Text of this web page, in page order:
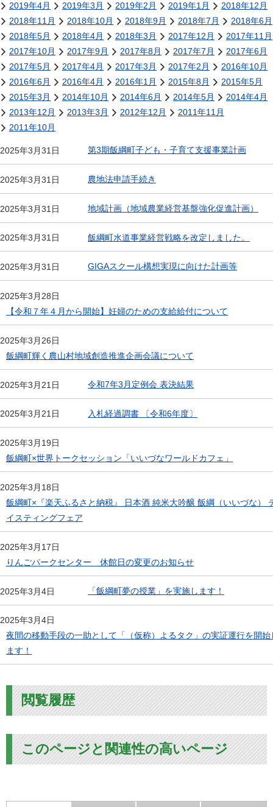
2019年4月
2019年3月 2019年2月 2019年1月
2018年12月
2018年11月
2018年10月 2018年9月 2018年7月
2018年6月
2018年5月
2018年4月 2018年3月 2017年12月
2017年11月
2017年10月
2017年9月 2017年8月 2017年7月
2017年6月
2017年5月
2017年4月 2017年3月 2017年2月
2016年10月
2016年6月
2016年4月 2016年1月 2015年8月
2015年5月
2015年3月
2014年10月 2014年6月 2014年5月
2014年4月
2013年12月
2013年3月 2012年12月
2011年11月
2011年10月
2025年3月31日 第3期飯綱町子ども・子育て支援事業計画
2025年3月31日 農地法申請手続き
2025年3月31日 地域計画（地域農業経営基盤強化促進計画）
2025年3月31日 飯綱町水道事業経営戦略を改定しました。
2025年3月31日 GIGAスクール構想実現に向けた計画等
2025年3月28日
【令和７年４月から開始】妊婦のための支給給付について
2025年3月26日
飯綱町輝く農山村地域創造推進企画会議について
2025年3月21日 令和7年3月定例会 表決結果
2025年3月21日 入札経過調書 〔令和6年度〕
2025年3月19日
飯綱町×世界トークセッション「いいづなワールドカフェ」
2025年3月18日
飯綱町×『楽天ふるさと納税』 日本酒 純米大吟醸 飯綱（いいづな）
イスティングフェア
2025年3月17日
りんごパークセンター 休館日の変更のお知らせ
2025年3月4日 「飯綱町夢の授業」を実施します！
2025年3月4日
夜間の移動手段の一助として「（仮称）よるタク」の実証運行を開始
ます！
閲覧履歴
このページと関連性の高いページ